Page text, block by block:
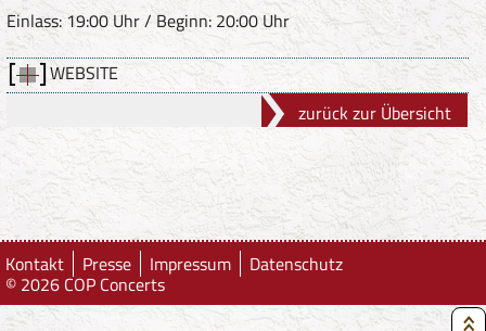
Einlass: 19:00 Uhr / Beginn: 20:00 Uhr
WEBSITE
zurück zur Übersicht
Kontakt Presse Impressum Datenschutz
© 2026 COP Concerts